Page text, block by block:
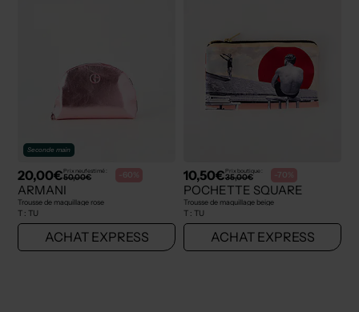
Seconde main
20,00€Prix neuf estimé :
50,00€ -60%
ARMANI
Trousse de maquillage rose
T : TU
ACHAT EXPRESS
10,50€Prix boutique :
35,00€ -70%
POCHETTE SQUARE
Trousse de maquillage beige
T : TU
ACHAT EXPRESS